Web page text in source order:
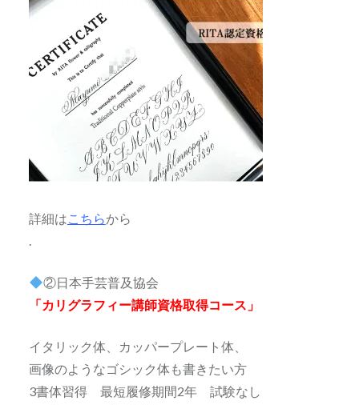
詳細はこちらから
.
②日本手芸普及協会
「カリグラフィー講師資格取得コース」
イタリック体、カッパープレート体、
画像のようなゴシック体も書きたい方
3書体習得 最短履修期間2年 試験なし